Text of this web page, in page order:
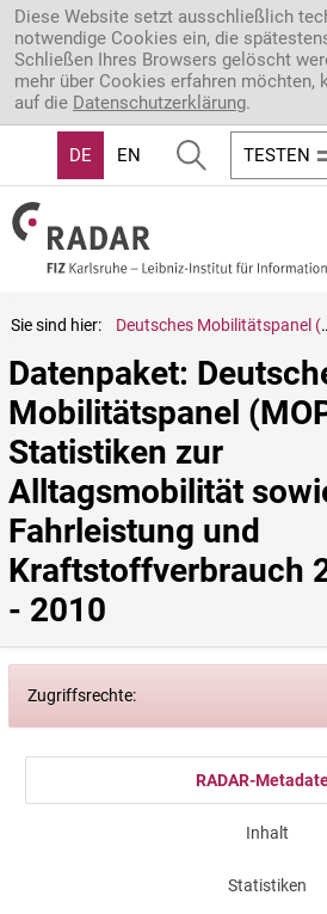
Direkt zum Inhalt
Diese Website setzt ausschließlich
notwendige Cookies ein, die
Schließen Ihres Browsers gelöscht
mehr über Cookies erfahren möchten,
auf die Datenschutzerklärung.
DE EN TESTEN
Sie sind hier: Deutsches Mobilitätspanel (MOP) -
Datenpaket:
Mobilitätspanel
Statistiken zur
Alltagsmobilität
Fahrleistung und
Kraftstoffverbrauch
- 2010
Zugriffsrechte:
RADAR-
Inhalt
Statistiken